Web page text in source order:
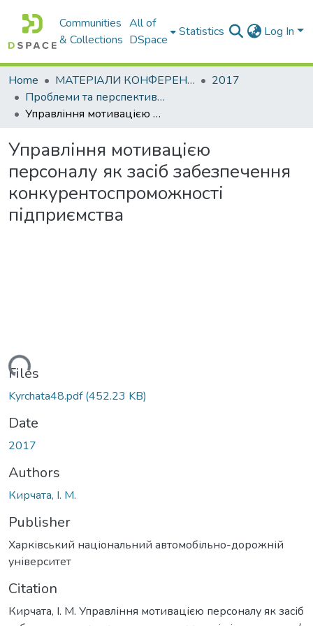
Communities
& Collections
All of
DSpace
Statistics Log In
Home МАТЕРІАЛИ КОНФЕРЕНЦІЙ
2017
Проблеми та перспективи розвитку підприємництва
Управління мотивацією персоналу як засіб забезпечення конкурентоспроможності підприємства
Управління мотивацією
персоналу як засіб забезпечення
конкурентоспроможності
підприємства
Files
Kyrchata48.pdf(452.23 KB)
Date
2017
Authors
Кирчата, І. М.
Publisher
Харківський національний автомобільно-дорожній
університет
Citation
Кирчата, І. М. Управління мотивацією персоналу як засіб